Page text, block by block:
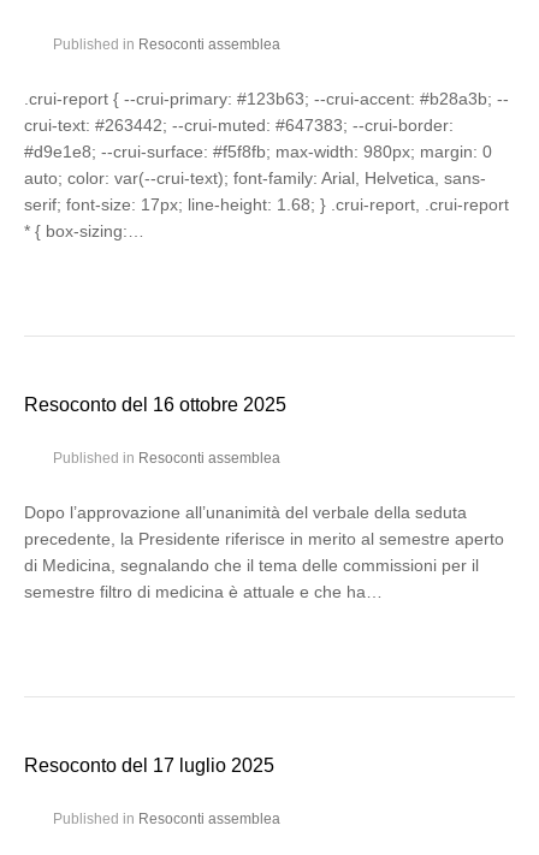
Published in Resoconti assemblea
.crui-report { --crui-primary: #123b63; --crui-accent: #b28a3b; --
crui-text: #263442; --crui-muted: #647383; --crui-border:
#d9e1e8; --crui-surface: #f5f8fb; max-width: 980px; margin: 0
auto; color: var(--crui-text); font-family: Arial, Helvetica, sans-
serif; font-size: 17px; line-height: 1.68; } .crui-report, .crui-report
* { box-sizing:…
Resoconto del 16 ottobre 2025
Published in Resoconti assemblea
Dopo l’approvazione all’unanimità del verbale della seduta
precedente, la Presidente riferisce in merito al semestre aperto
di Medicina, segnalando che il tema delle commissioni per il
semestre filtro di medicina è attuale e che ha…
Resoconto del 17 luglio 2025
Published in Resoconti assemblea